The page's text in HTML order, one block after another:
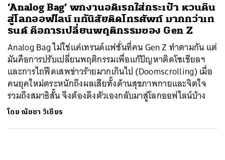
‘Analog Bag’ พกงานอดิเรกใส่กระเป๋า หวนคืน
สู่โลกออฟไลน์ แก้นิสัยติดโทรศัพท์ มากกว่าเท
รนด์ คือการเปลี่ยนพฤติกรรมของ Gen Z
Analog Bag ไม่ใช่แค่เทรนด์แฟชั่นที่คน Gen Z ทำตามกัน แต่
มันคือการปรับเปลี่ยนพฤติกรรมเพื่อแก้ปัญหาติดโซเชียลฯ
และการไถฟีดเสพข่าวร้ายมากเกินไป (Doomscrolling) เมื่อ
คนยุคใหม่ตระหนักถึงผลเสียทั้งด้านสุขภาพกายและจิตใจ
รวมถึงสมาธิสั้น จึงต้องดึงตัวเองกลับมาสู่โลกออฟไลน์บ้าง
โดย ณัชชา วิเชียร